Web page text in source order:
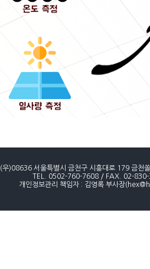
(우)08636 서울특별시 금천구 시흥대로 179 금천
TEL. 0502-760-7608 / FAX. 02-
개인정보관리 책임자 : 김영록 부사장